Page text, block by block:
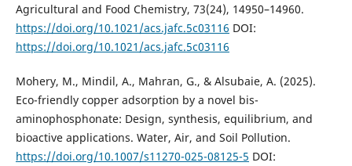
Agricultural and Food Chemistry, 73(24), 14950–14960.
https://doi.org/10.1021/acs.jafc.5c03116 DOI:
https://doi.org/10.1021/acs.jafc.5c03116
Mohery, M., Mindil, A., Mahran, G., & Alsubaie, A. (2025).
Eco-friendly copper adsorption by a novel bis-
aminophosphonate: Design, synthesis, equilibrium, and
bioactive applications. Water, Air, and Soil Pollution.
https://doi.org/10.1007/s11270-025-08125-5 DOI: